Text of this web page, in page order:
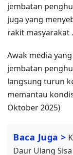
jembatan
juga yang
rakit masyarakat .
Awak media
jembatan
langsung turun
memantau
Oktober 2025)
Baca Juga >
Daur Ulang